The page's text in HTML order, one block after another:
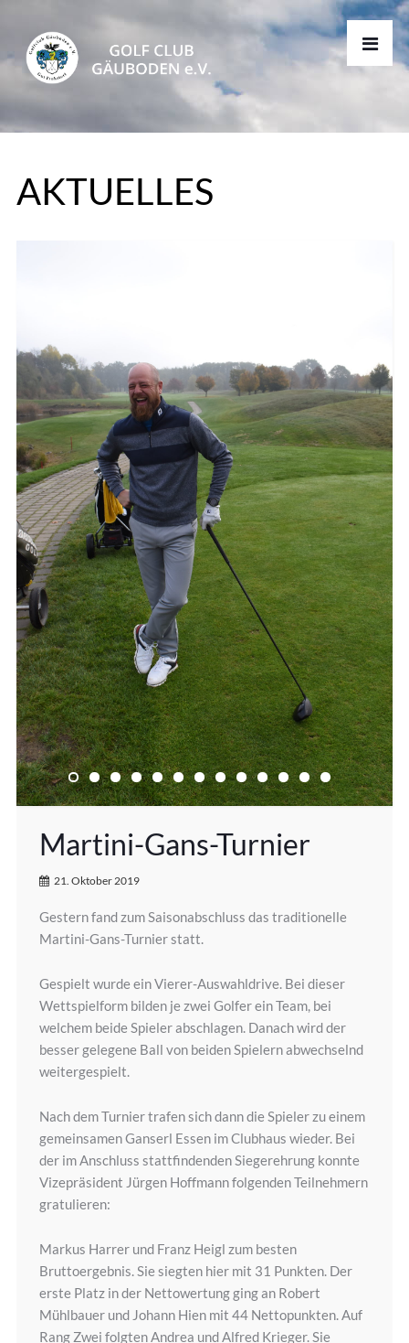
AKTUELLES
Martini-Gans-Turnier
21. Oktober 2019
Gestern fand zum Saisonabschluss das traditionelle
Martini-Gans-Turnier statt.
Gespielt wurde ein Vierer-Auswahldrive. Bei dieser
Wettspielform bilden je zwei Golfer ein Team, bei
welchem beide Spieler abschlagen. Danach wird der
besser gelegene Ball von beiden Spielern abwechselnd
weitergespielt.
Nach dem Turnier trafen sich dann die Spieler zu einem
gemeinsamen Ganserl Essen im Clubhaus wieder. Bei
der im Anschluss stattfindenden Siegerehrung konnte
Vizepräsident Jürgen Hoffmann folgenden Teilnehmern
gratulieren:
Markus Harrer und Franz Heigl zum besten
Bruttoergebnis. Sie siegten hier mit 31 Punkten. Der
erste Platz in der Nettowertung ging an Robert
Mühlbauer und Johann Hien mit 44 Nettopunkten. Auf
Rang Zwei folgten Andrea und Alfred Krieger. Sie